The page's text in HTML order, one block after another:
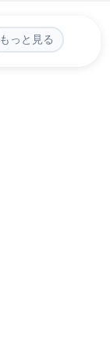
もっと見る